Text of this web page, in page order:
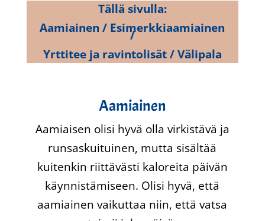
Tällä sivulla:
Aamiainen / Esimerkkiaamiainen
/
Yrttitee ja ravintolisät / Välipala
Aamiainen
Aamiaisen olisi hyvä olla virkistävä ja
runsaskuituinen, mutta sisältää
kuitenkin riittävästi kaloreita päivän
käynnistämiseen. Olisi hyvä, että
aamiainen vaikuttaa niin, että vatsa